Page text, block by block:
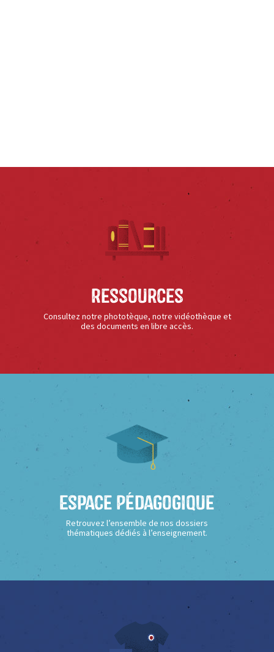
Ressources
Consultez notre phototèque, notre vidéothèque et
des documents en libre accès.
Espace Pédagogique
Retrouvez l’ensemble de nos dossiers
thématiques dédiés à l’enseignement.